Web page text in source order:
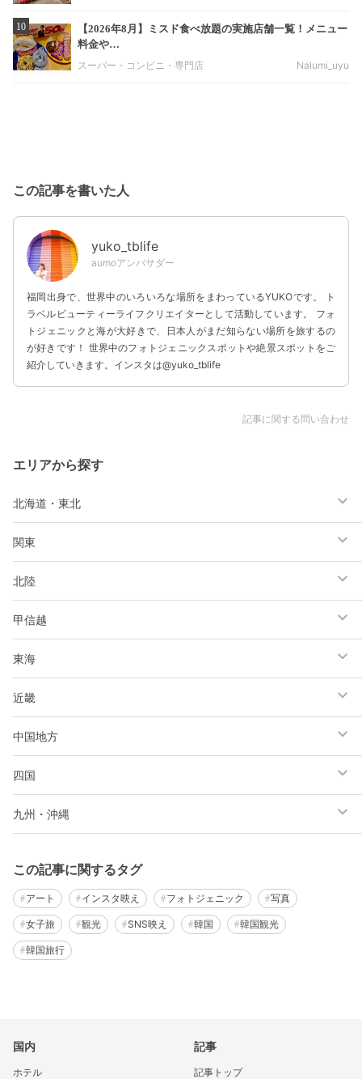
10
【2026年8月】ミスド食べ放題の実施店舗一覧！メニュー
料金や…
スーパー・コンビニ・専門店
Nalumi_uyu
この記事を書いた人
yuko_tblife
aumoアンバサダー
福岡出身で、世界中のいろいろな場所をまわっているYUKOです。 ト
ラベルビューティーライフクリエイターとして活動しています。 フォ
トジェニックと海が大好きで、日本人がまだ知らない場所を旅するの
が好きです！ 世界中のフォトジェニックスポットや絶景スポットをご
紹介していきます。インスタは@yuko_tblife
記事に関する問い合わせ
エリアから探す
北海道・東北
関東
北陸
甲信越
東海
近畿
中国地方
四国
九州・沖縄
この記事に関するタグ
アート インスタ映え フォトジェニック 写真
女子旅 観光 SNS映え 韓国 韓国観光
韓国旅行
国内
ホテル
記事
記事トップ